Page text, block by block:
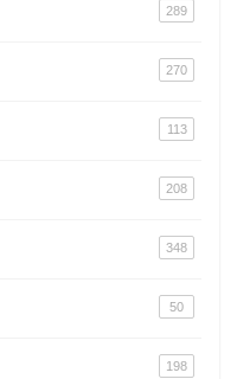
289
270
113
208
348
50
198